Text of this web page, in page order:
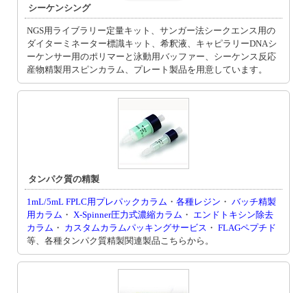
シーケンシング
NGS用ライブラリー定量キット、サンガー法シークエンス用の
ダイターミネーター標識キット、希釈液、キャピラリーDNAシ
ーケンサー用のポリマーと泳動用バッファー、シーケンス反応
産物精製用スピンカラム、プレート製品を用意しています。
タンパク質の精製
1mL/5mL FPLC用プレパックカラム ・ 各種レジン ・ バッチ精製
用カラム ・ X-Spinner圧力式濃縮カラム ・ エンドトキシン除去
カラム ・ カスタムカラムパッキングサービス ・ FLAGペプチド
等、各種タンパク質精製関連製品こちらから。